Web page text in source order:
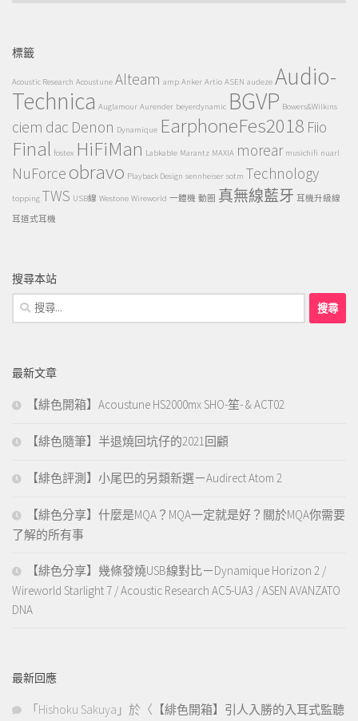
標籤
Acoustic Research Acoustune Alteam amp Anker Artio ASEN audeze Audio-
Technica Auglamour Aurender beyerdynamic BGVP Bowers&Wilkins
ciem dac Denon Dynamique EarphoneFes2018 Fiio
Final fostex HiFiMan Labkable Marantz MAXIA morear musichifi nuarl
NuForce obravo Playback Design sennheiser sotm Technology
topping TWS USB線 Westone Wireworld 一體機 動圈 真無線藍牙 耳機升級線
耳道式耳機
搜尋本站
搜
尋
字:
最新文章
【緋色開箱】Acoustune HS2000mx SHO-笙- & ACT02
【緋色隨筆】半退燒回坑仔的2021回顧
【緋色評測】小尾巴的另類新選－Audirect Atom 2
【緋色分享】什麼是MQA？MQA一定就是好？關於MQA你需要
了解的所有事
【緋色分享】幾條發燒USB線對比－Dynamique Horizon 2 /
Wireworld Starlight 7 / Acoustic Research AC5-UA3 / ASEN AVANZATO
DNA
最新回應
「 Hishoku Sakuya 」於〈 【緋色開箱】引人入勝的入耳式監聽